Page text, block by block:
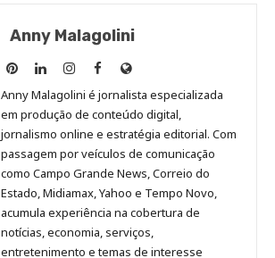
Anny Malagolini
Anny
Malagolini
no
Pinterest
Anny
Malagolini
no
LinkedIn
Anny
Malagolini
no
Instagram
Anny
Malagolini
no
Facebook
Site
de
Anny
Malagolini
Anny Malagolini é jornalista especializada
em produção de conteúdo digital,
jornalismo online e estratégia editorial. Com
passagem por veículos de comunicação
como Campo Grande News, Correio do
Estado, Midiamax, Yahoo e Tempo Novo,
acumula experiência na cobertura de
notícias, economia, serviços,
entretenimento e temas de interesse